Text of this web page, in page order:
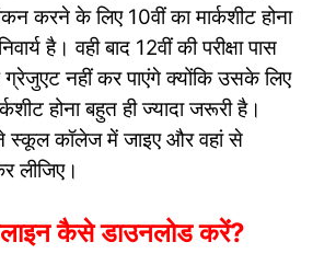
करने के लिए 10वीं का मार्कशीट होना
है। वही बाद 12वीं की परीक्षा पास
नहीं कर पाएंगे क्योंकि उसके लिए
होना बहुत ही ज्यादा जरूरी है।
स्कूल कॉलेज में जाइए और वहां से
लीजिए।
कैसे डाउनलोड करें?